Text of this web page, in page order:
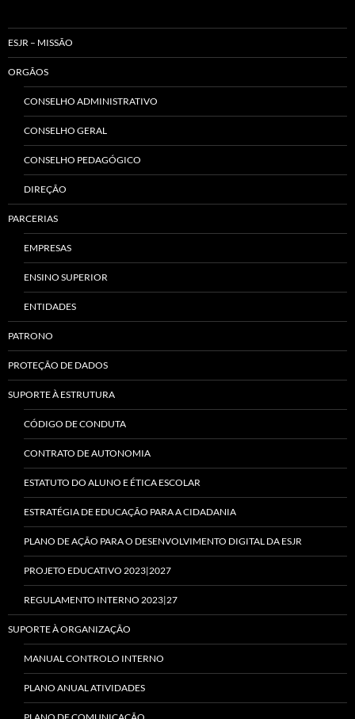
ESJR – MISSÃO
ORGÃOS
CONSELHO ADMINISTRATIVO
CONSELHO GERAL
CONSELHO PEDAGÓGICO
DIREÇÃO
PARCERIAS
EMPRESAS
ENSINO SUPERIOR
ENTIDADES
PATRONO
PROTEÇÃO DE DADOS
SUPORTE À ESTRUTURA
CÓDIGO DE CONDUTA
CONTRATO DE AUTONOMIA
ESTATUTO DO ALUNO E ÉTICA ESCOLAR
ESTRATÉGIA DE EDUCAÇÃO PARA A CIDADANIA
PLANO DE AÇÃO PARA O DESENVOLVIMENTO DIGITAL DA ESJR
PROJETO EDUCATIVO 2023|2027
REGULAMENTO INTERNO 2023|27
SUPORTE À ORGANIZAÇÃO
MANUAL CONTROLO INTERNO
PLANO ANUAL ATIVIDADES